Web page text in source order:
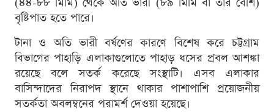
বৃষ্টিপাত হতে পারে।
টানা ও অতি ভারী বর্ষণের কারণে বিশেষ করে চট্টগ্রাম
বিভাগের পাহাড়ি এলাকাগুলোতে পাহাড় ধসের প্রবল আশঙ্কা
রয়েছে বলে সতর্ক করেছে সংস্থাটি। এসব এলাকার
বাসিন্দাদের নিরাপদ স্থানে থাকার পাশাপাশি প্রয়োজনীয়
সতর্কতা অবলম্বনের পরামর্শ দেওয়া হয়েছে।